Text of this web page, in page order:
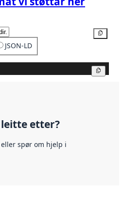
JSON-LD
etter?
eller spør om hjelp i